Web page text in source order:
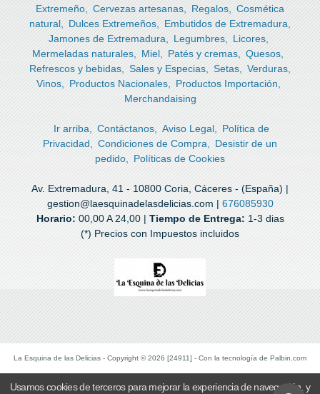
Extremeño
Cervezas artesanas Regalos
Cosmética
natural
Dulces Extremeños
Embutidos de Extremadura
Jamones de Extremadura
Legumbres
Licores
Mermeladas naturales
Miel Patés y cremas
Quesos
Refrescos y bebidas
Sales y Especias Setas
Verduras
Vinos
Productos Nacionales
Productos Importación
Merchandaising
Ir arriba Contáctanos Aviso Legal
Política de
Privacidad
Condiciones de Compra
Desistir de un
pedido
Políticas de Cookies
Av. Extremadura, 41 - 10800 Coria, Cáceres - (España) |
gestion@laesquinadelasdelicias.com | 676085930
Horario: 00,00 A 24,00 | Tiempo de Entrega: 1-3 dias
(*) Precios con Impuestos incluidos
La Esquina de las Delicias - Copyright © 2026 [24911] - Con la tecnología de Palbin.com
Usamos cookies de terceros para mejorar la experiencia de navegación, y